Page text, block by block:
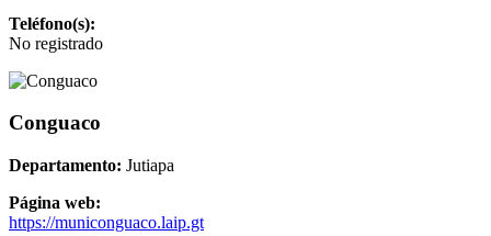
Teléfono(s):
No registrado
Conguaco
Departamento: Jutiapa
Página web:
https://municonguaco.laip.gt